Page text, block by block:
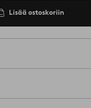
Lisää ostoskoriin